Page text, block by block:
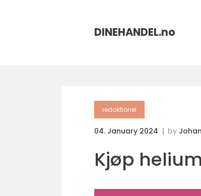
DINEHANDEL.no
redaktionel
04. January 2024 by
Kjøp